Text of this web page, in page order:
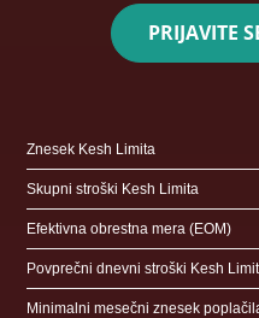
PRIJAVITE
Znesek Kesh Limita
Skupni stroški Kesh Limita
Efektivna obrestna mera (EOM)
Povprečni dnevni stroški Kesh
Minimalni mesečni znesek